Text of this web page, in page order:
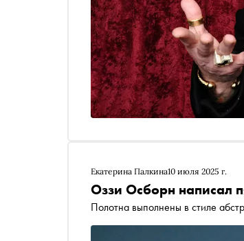
Екатерина Палкина10 июля 2025 г.
Оззи Осборн написал
Полотна выполнены в стиле